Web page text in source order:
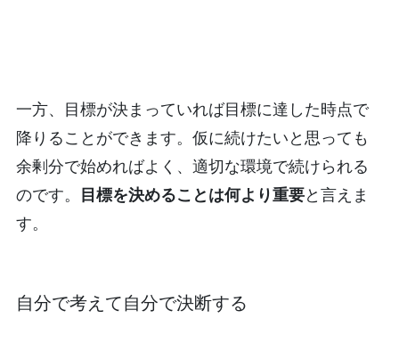
一方、目標が決まっていれば目標に達した時点で
降りることができます。仮に続けたいと思っても
余剰分で始めればよく、適切な環境で続けられる
のです。 目標を決めることは何より重要と言えま
す。
自分で考えて自分で決断する